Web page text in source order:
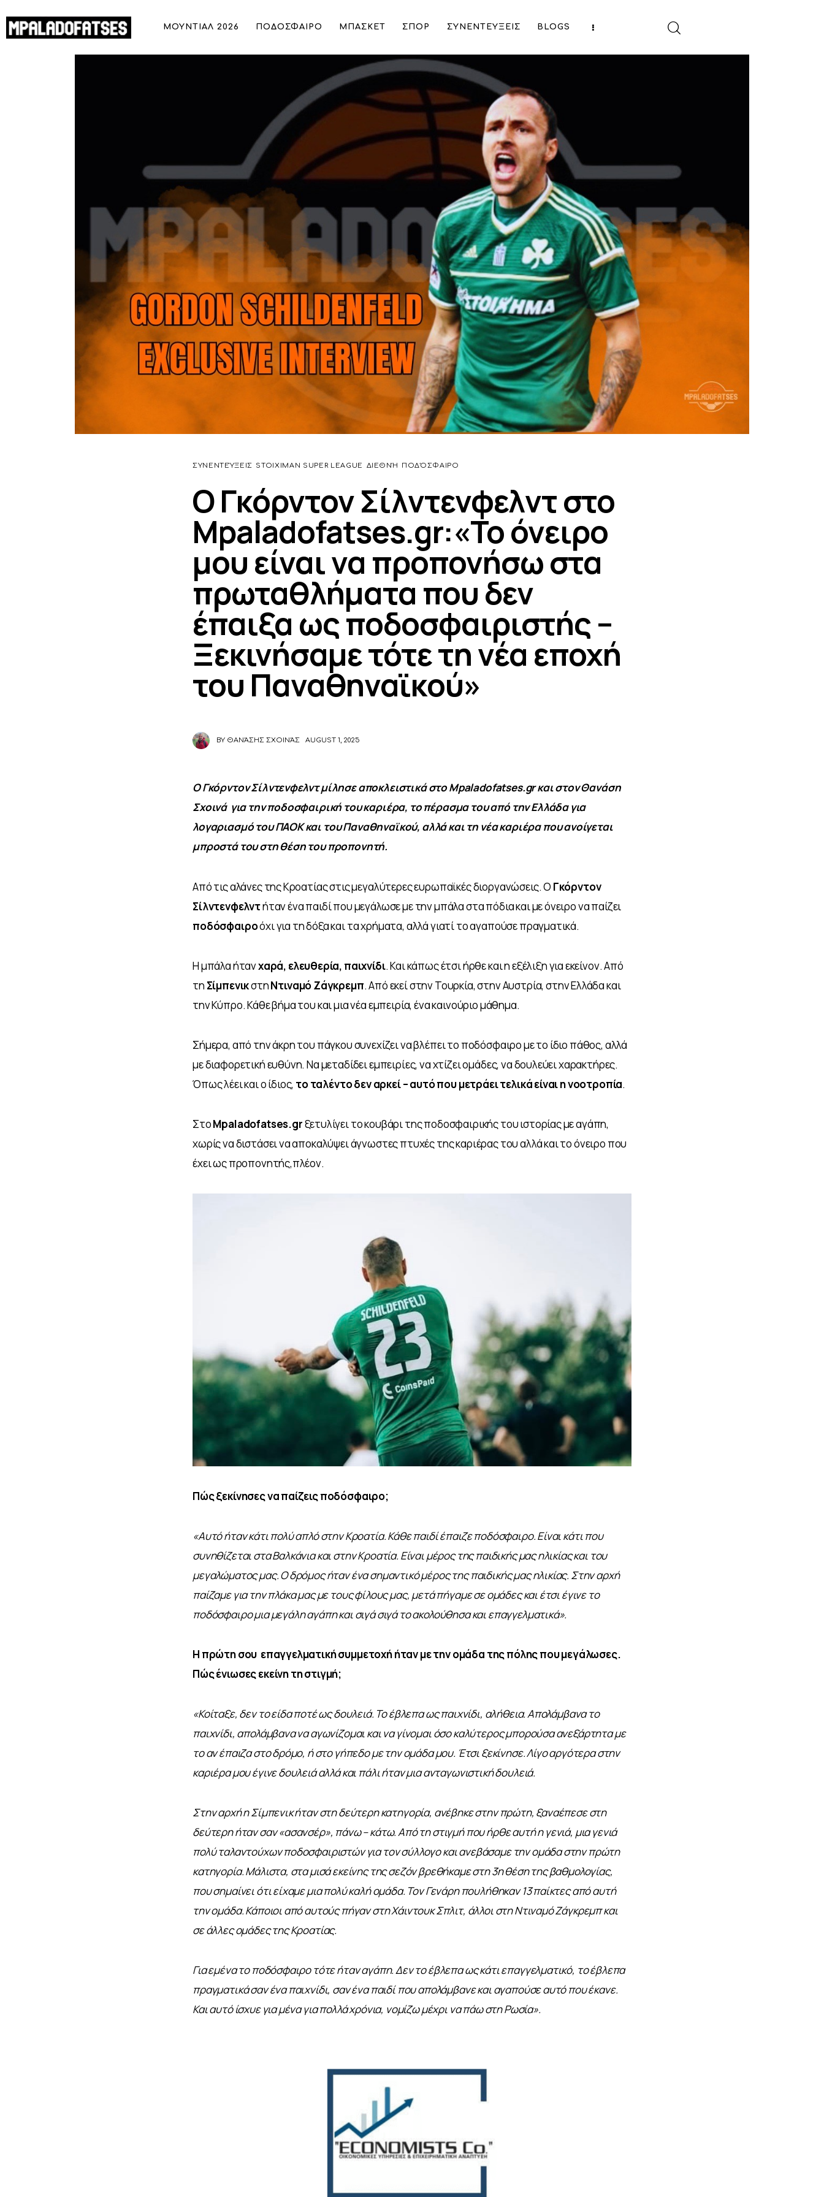
ΜΟΥΝΤΙΑΛ 2026 ΠΟΔΟΣΦΑΙΡΟ ΜΠΑΣΚΕΤ ΣΠΟΡ ΣΥΝΕΝΤΕΥΞΕΙΣ BLOGS
Ο Γκόρντον Σίλντενφελντ στο Mpaladofatses.gr:«Το όνειρο μου είναι να προπονήσω
στα πρωταθλήματα που δεν έπαιξα ως ποδοσφαιριστής – Ξεκινήσαμε τότε τη νέα
ΜΟΥΝΤΙΑΛ 2026
MEET THE TEAM
ΣΥΝΕΝΤΕΎΞΕΙΣ STOIXIMAN SUPER LEAGUE ΔΙΕΘΝΉ ΠΟΔΌΣΦΑΙΡΟ
Ο Γκόρντον Σίλντενφελντ στο
Mpaladofatses.gr:«Το όνειρο
μου είναι να προπονήσω στα
πρωταθλήματα που δεν
έπαιξα ως ποδοσφαιριστής –
Ξεκινήσαμε τότε τη νέα εποχή
του Παναθηναϊκού»
BY ΘΑΝΆΣΗΣ ΣΧΟΙΝΆΣ AUGUST 1, 2025
Ο Γκόρντον Σίλντενφελντ μίλησε αποκλειστικά στο Mpaladofatses.gr και στον Θανάση
Σχοινά  για την ποδοσφαιρική του καριέρα, το πέρασμα του από την Ελλάδα για
λογαριασμό του ΠΑΟΚ και του Παναθηναϊκού, αλλά και τη νέα καριέρα που ανοίγεται
μπροστά του στη θέση του προπονητή.
Από τις αλάνες της Κροατίας στις μεγαλύτερες ευρωπαϊκές διοργανώσεις. Ο Γκόρντον
Σίλντενφελντ ήταν ένα παιδί που μεγάλωσε με την μπάλα στα πόδια και με όνειρο να παίζει
ποδόσφαιρο όχι για τη δόξα και τα χρήματα, αλλά γιατί το αγαπούσε πραγματικά.
Η μπάλα ήταν χαρά, ελευθερία, παιχνίδι. Και κάπως έτσι ήρθε και η εξέλιξη για εκείνον. Από
τη Σίμπενικ στη Ντιναμό Ζάγκρεμπ. Από εκεί στην Τουρκία, στην Αυστρία, στην Ελλάδα και
την Κύπρο. Κάθε βήμα του και μια νέα εμπειρία, ένα καινούριο μάθημα.
Σήμερα, από την άκρη του πάγκου συνεχίζει να βλέπει το ποδόσφαιρο με το ίδιο πάθος, αλλά
με διαφορετική ευθύνη. Να μεταδίδει εμπειρίες, να χτίζει ομάδες, να δουλεύει χαρακτήρες.
Όπως λέει και ο ίδιος, το ταλέντο δεν αρκεί – αυτό που μετράει τελικά είναι η νοοτροπία.
Στο Mpaladofatses.gr ξετυλίγει το κουβάρι της ποδοσφαιρικής του ιστορίας με αγάπη,
χωρίς να διστάσει να αποκαλύψει άγνωστες πτυχές της καριέρας του αλλά και το όνειρο που
έχει ως προπονητής,πλέον.
Πώς ξεκίνησες να παίζεις ποδόσφαιρο;
«Αυτό ήταν κάτι πολύ απλό στην Κροατία. Κάθε παιδί έπαιζε ποδόσφαιρο. Είναι κάτι που
συνηθίζεται στα Βαλκάνια και στην Κροατία. Είναι μέρος της παιδικής μας ηλικίας και του
μεγαλώματος μας. Ο δρόμος ήταν ένα σημαντικό μέρος της παιδικής μας ηλικίας. Στην αρχή
παίζαμε για την πλάκα μας με τους φίλους μας, μετά πήγαμε σε ομάδες και έτσι έγινε το
ποδόσφαιρο μια μεγάλη αγάπη και σιγά σιγά το ακολούθησα και επαγγελματικά».
Η πρώτη σου  επαγγελματική συμμετοχή ήταν με την ομάδα της πόλης που μεγάλωσες.
Πώς ένιωσες εκείνη τη στιγμή;
«Κοίταξε, δεν το είδα ποτέ ως δουλειά. Το έβλεπα ως παιχνίδι, αλήθεια. Απολάμβανα το
παιχνίδι, απολάμβανα να αγωνίζομαι και να γίνομαι όσο καλύτερος μπορούσα ανεξάρτητα με
το αν έπαιζα στο δρόμο, ή στο γήπεδο με την ομάδα μου. Έτσι ξεκίνησε. Λίγο αργότερα στην
καριέρα μου έγινε δουλειά αλλά και πάλι ήταν μια ανταγωνιστική δουλειά.
Στην αρχή η Σίμπενικ ήταν στη δεύτερη κατηγορία, ανέβηκε στην πρώτη, ξαναέπεσε στη
δεύτερη ήταν σαν «ασανσέρ», πάνω – κάτω. Από τη στιγμή που ήρθε αυτή η γενιά, μια γενιά
πολύ ταλαντούχων ποδοσφαιριστών για τον σύλλογο και ανεβάσαμε την ομάδα στην πρώτη
κατηγορία. Μάλιστα, στα μισά εκείνης της σεζόν βρεθήκαμε στη 3η θέση της βαθμολογίας,
που σημαίνει ότι είχαμε μια πολύ καλή ομάδα. Τον Γενάρη πουλήθηκαν 13 παίκτες από αυτή
την ομάδα. Κάποιοι από αυτούς πήγαν στη Χάιντουκ Σπλιτ, άλλοι στη Ντιναμό Ζάγκρεμπ και
σε άλλες ομάδες της Κροατίας.
Για εμένα το ποδόσφαιρο τότε ήταν αγάπη. Δεν το έβλεπα ως κάτι επαγγελματικό, το έβλεπα
πραγματικά σαν ένα παιχνίδι, σαν ένα παιδί που απολάμβανε και αγαπούσε αυτό που έκανε.
Και αυτό ίσχυε για μένα για πολλά χρόνια, νομίζω μέχρι να πάω στη Ρωσία».